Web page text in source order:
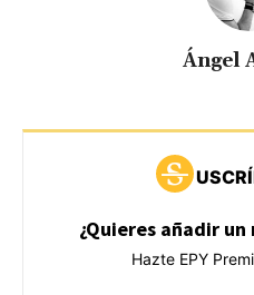
Ángel
¿Quieres añadir
Hazte EPY